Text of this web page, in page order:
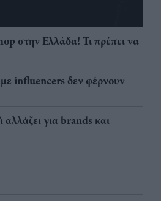
στην Ελλάδα! Τι πρέπει να
με influencers δεν φέρνουν
για brands και